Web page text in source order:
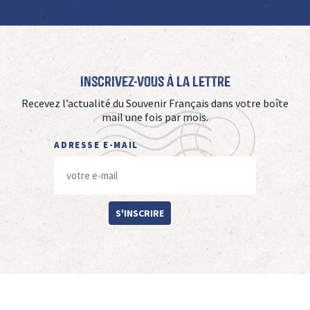
Inscrivez-vous à La Lettre
Recevez l’actualité du Souvenir Français dans votre boîte
mail une fois par mois.
ADRESSE E-MAIL
S'INSCRIRE